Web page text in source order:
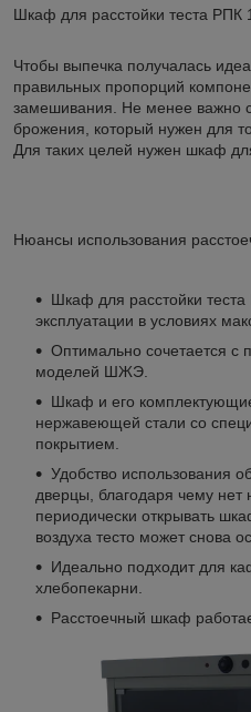
Шкаф для расстойки теста РПК 1
Чтобы выпечка получалась
правильных пропорций
замешивания. Не менее важно
брожения, который нужен для
Для таких целей нужен шкаф
Нюансы использования
Шкаф для расстойки
эксплуатации в условиях
Оптимально сочетается с
моделей ШЖЭ.
Шкаф и его
нержавеющей стали со
покрытием.
Удобство использования
дверцы, благодаря чему нет
периодически открывать
воздуха тесто может снова
Идеально подходит для
хлебопекарни.
Расстоечный шкаф